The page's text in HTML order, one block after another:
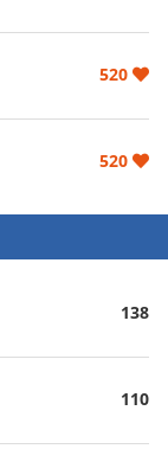
520
520
138
110